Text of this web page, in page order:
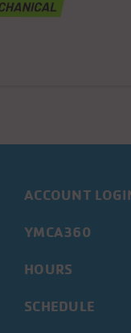
ACCOUNT
YMCA360
HOURS
SCHEDULE